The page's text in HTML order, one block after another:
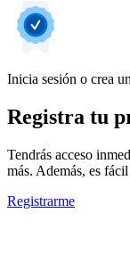
Inicia sesión o crea
Registra tu
Tendrás acceso
más. Además, es
Registrarme